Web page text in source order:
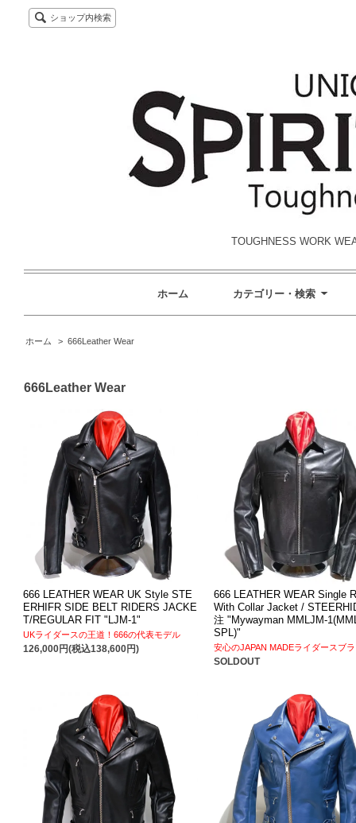
ショップ内検索
TOUGHNESS WORK
ホーム カテゴリー・検索
ホーム > 666Leather Wear
666Leather Wear
666 LEATHER WEAR UK Style STE
ERHIFR SIDE BELT RIDERS JACKE
T/REGULAR FIT "LJM-1"
UKライダースの王道！666の代表モデル
126,000円(税込138,600円)
666 LEATHER WEAR Single
With Collar Jacket /
注 "Mywayman MMLJM-
SPL)"
安心のJAPAN MADEライダースブ
SOLDOUT